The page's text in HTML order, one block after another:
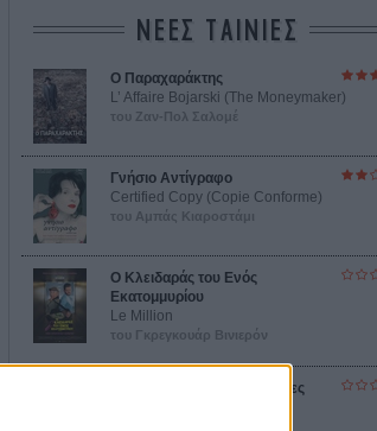
ΝΕΕΣ ΤΑΙΝΙΕΣ
Ο Παραχαράκτης
L’ Affaire Bojarski (The Moneymaker)
του Ζαν-Πολ Σαλομέ
Γνήσιο Αντίγραφο
Certified Copy (Copie Conforme)
του Αμπάς Κιαροστάμι
Ο Κλειδαράς του Ενός
Εκατομμυρίου
Le Million
του Γκρεγκουάρ Βινιερόν
Αυτό που Ξέρουν οι Γυναίκες